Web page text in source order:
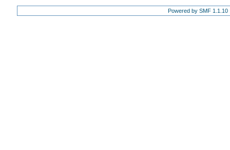
Powered by SMF 1.1.10